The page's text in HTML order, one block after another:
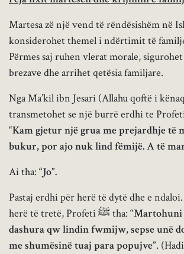
Martesa zë një vend të rëndësishëm në
konsiderohet themel i ndërtimit të
Përmes saj ruhen vlerat morale,
brezave dhe arrihet qetësia familjare.
Nga Ma’kil ibn Jesari (Allahu qoftë i
“Kam gjetur një grua me prejardhje të
bukur, por ajo nuk lind fëmijë. A të
Ai tha: “Jo”.
Pastaj erdhi për herë të dytë dhe e
herë të tretë, Profeti ﷺ tha: “Martohuni
dashura qw lindin fwmijw, sepse unë
me shumësinë tuaj para popujve”.